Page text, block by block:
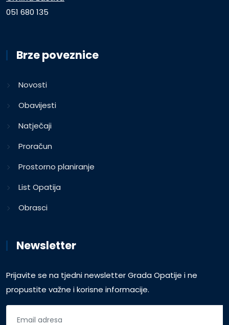
051 680 135
Brze poveznice
Novosti
Obavijesti
Natječaji
Proračun
Prostorno planiranje
List Opatija
Obrasci
Newsletter
Prijavite se na tjedni newsletter Grada Opatije i ne
propustite važne i korisne informacije.